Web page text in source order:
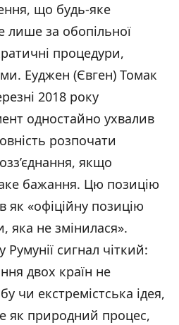
що будь-яке
лише за обопільної
процедури,
Еуджен (Євген) Томак
2018 року
одностайно ухвалив
розпочати
якщо
бажання. Цю позицію
як «офіційну позицію
яка не змінилася».
сигнал чіткий:
двох країн не
чи екстремістська ідея,
як природний процес,